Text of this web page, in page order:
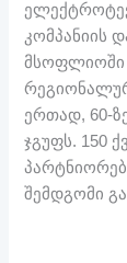
კომპანიის
მსოფლიოში
ერთად, 60-
ჯგუფს. 150
შემდგომი